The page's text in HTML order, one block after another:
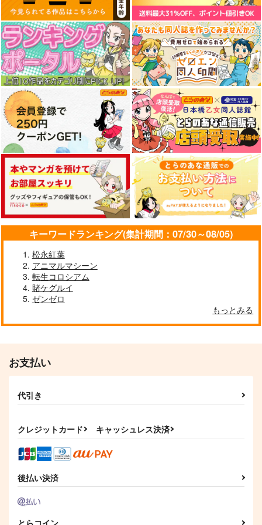
キーワードランキング(集計期間：07/30～08/05)
松永紅葉
アニマルマシーン
転生コロシアム
賭ケグルイ
ゼンゼロ
もっとみる
お支払い
代引き
クレジットカード キャッシュレス決済
後払い決済
とらコイン